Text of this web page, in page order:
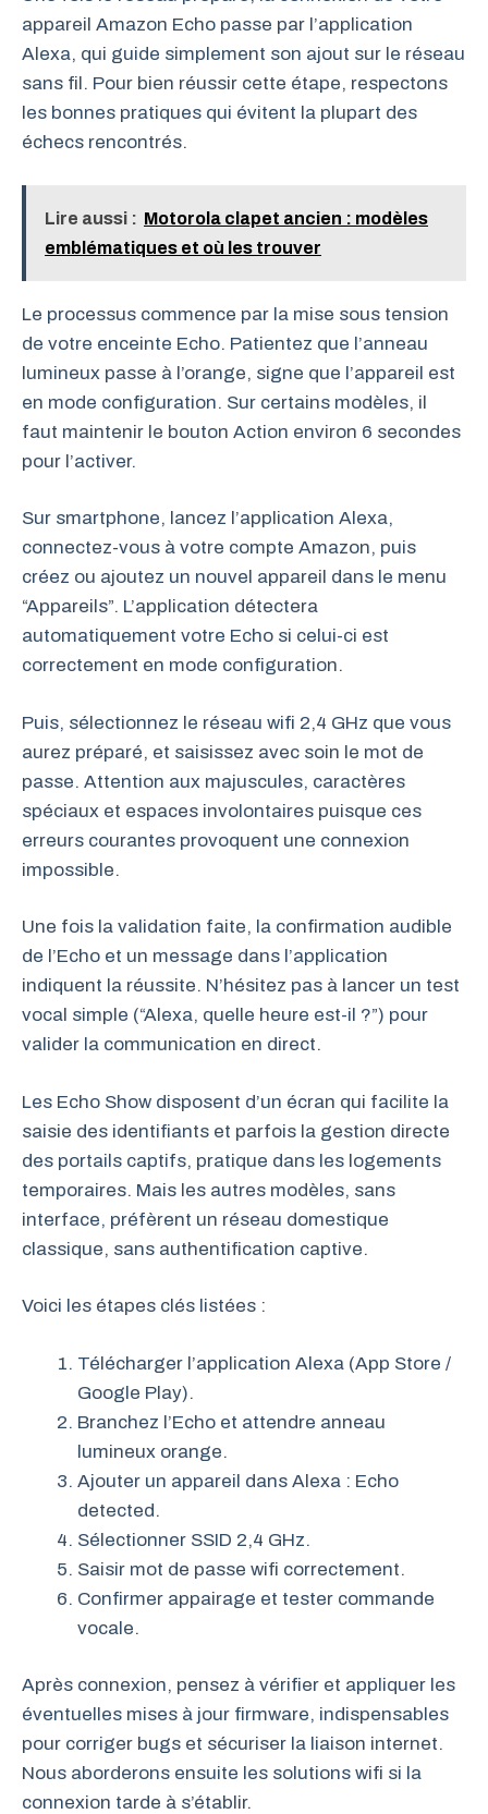
appareil Amazon Echo passe par l’application
Alexa, qui guide simplement son ajout sur le réseau
sans fil. Pour bien réussir cette étape, respectons
les bonnes pratiques qui évitent la plupart des
échecs rencontrés.
Lire aussi : Motorola clapet ancien : modèles
emblématiques et où les trouver
Le processus commence par la mise sous tension
de votre enceinte Echo. Patientez que l’anneau
lumineux passe à l’orange, signe que l’appareil est
en mode configuration. Sur certains modèles, il
faut maintenir le bouton Action environ 6 secondes
pour l’activer.
Sur smartphone, lancez l’application Alexa,
connectez-vous à votre compte Amazon, puis
créez ou ajoutez un nouvel appareil dans le menu
“Appareils”. L’application détectera
automatiquement votre Echo si celui-ci est
correctement en mode configuration.
Puis, sélectionnez le réseau wifi 2,4 GHz que vous
aurez préparé, et saisissez avec soin le mot de
passe. Attention aux majuscules, caractères
spéciaux et espaces involontaires puisque ces
erreurs courantes provoquent une connexion
impossible.
Une fois la validation faite, la confirmation audible
de l’Echo et un message dans l’application
indiquent la réussite. N’hésitez pas à lancer un test
vocal simple (“Alexa, quelle heure est-il ?”) pour
valider la communication en direct.
Les Echo Show disposent d’un écran qui facilite la
saisie des identifiants et parfois la gestion directe
des portails captifs, pratique dans les logements
temporaires. Mais les autres modèles, sans
interface, préfèrent un réseau domestique
classique, sans authentification captive.
Voici les étapes clés listées :
Télécharger l’application Alexa (App Store /
Google Play).
Branchez l’Echo et attendre anneau
lumineux orange.
Ajouter un appareil dans Alexa : Echo
detected.
Sélectionner SSID 2,4 GHz.
Saisir mot de passe wifi correctement.
Confirmer appairage et tester commande
vocale.
Après connexion, pensez à vérifier et appliquer les
éventuelles mises à jour firmware, indispensables
pour corriger bugs et sécuriser la liaison internet.
Nous aborderons ensuite les solutions wifi si la
connexion tarde à s’établir.